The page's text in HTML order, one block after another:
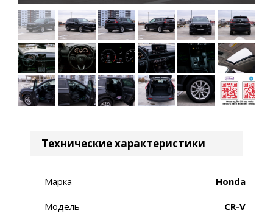
Технические характеристики
Марка Honda
Модель CR-V